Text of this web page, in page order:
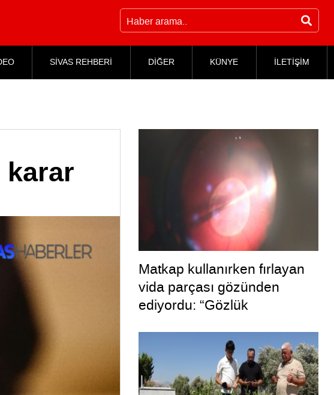
SİVAS REHBERİ DİĞER KÜNYE İLETİŞİM
karar
Matkap kullanırken fırlayan
vida parçası gözünden
ediyordu: “Gözlük